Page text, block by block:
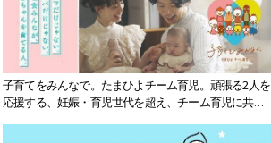
子育てをみんなで。たまひよチーム育児。頑張る2人を
応援する、妊娠・育児世代を超え、チーム育児に共感